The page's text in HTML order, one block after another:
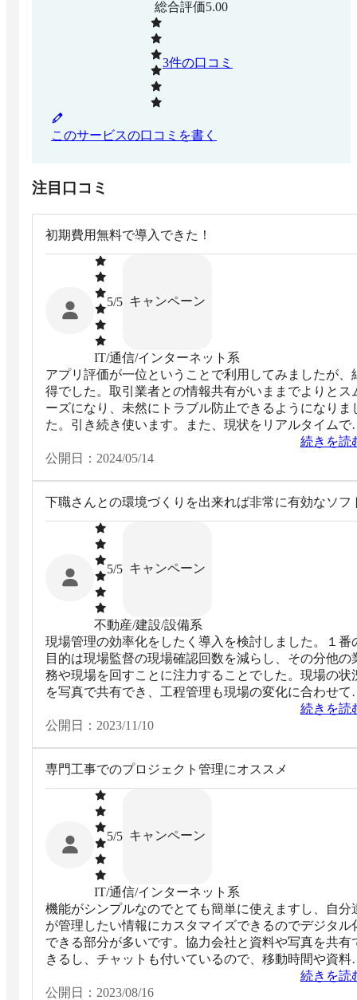
総合評価5.00
3件の口コミ
このサービスの口コミを書く
注目口コミ
初期費用無料で導入できた！
5/5 キャンペーン
IT/通信/インターネット系
アプリ評価が一位ということで利用してみましたが、
得でした。取引業者との情報共有がいままでよりとス
ーズになり、未然にトラブル防止できるようになりま
た。引き続き使います。また、現状をリアルタイムで
ることができて、現場入りまでのイメージがつき取り
みやすさが格段に上がりました
続きを読
公開日： 2024/05/14
下職さんとの環境づくりを出来れば非常に有効なソフ
5/5 キャンペーン
不動産/建設/設備系
現場管理の効率化をしたく導入を検討しました。１番
目的は現場監督の現場確認回数を減らし、その分他の
務や現場を回すことに注力することでした。現場の状
を写真で共有でき、工程管理も現場の変化に合わせて
軟に対応できる。指示出しをする時も図面書き込み機
がとても便利でした
続きを読
公開日： 2023/11/10
専門工事でのプロジェクト管理にオススメ
5/5 キャンペーン
IT/通信/インターネット系
機能がシンプルなのでとても簡単に使えますし、自分
が管理したい情報にカスタマイズできるのでデジタル
できる部分が多いです。協力会社と資料や写真を共有
きるし、チャットも付いているので、移動時間や資料
続きを読
公開日： 2023/08/16